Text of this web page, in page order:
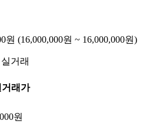
원 (16,000,000원 ~ 16,000,000원)
거래
래가
원